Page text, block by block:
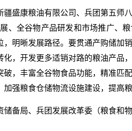
盛康粮油有限公司、兵团第五师
、全谷物产品研发和市场推广、
明晰发展路径。要贯通产购储加
，开发更多适销对路的粮油产品
，丰富全谷物食品功能，精准匹
强粮食仓储物流设施建设，提高
备局、兵团发展改革委（粮食和